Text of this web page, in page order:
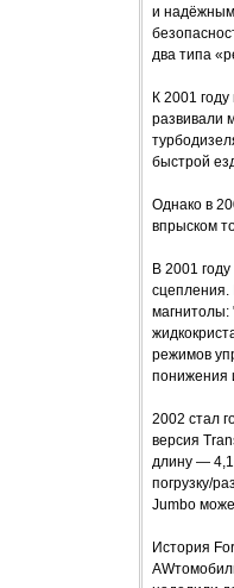
и надёжным
два типа
К 2001
развивали
быстрой
Однако в
впрыском
В 2001
магнитолы:
режимов
понижения
2002 стал
версия
длину —
погрузку/
Jumbo
История